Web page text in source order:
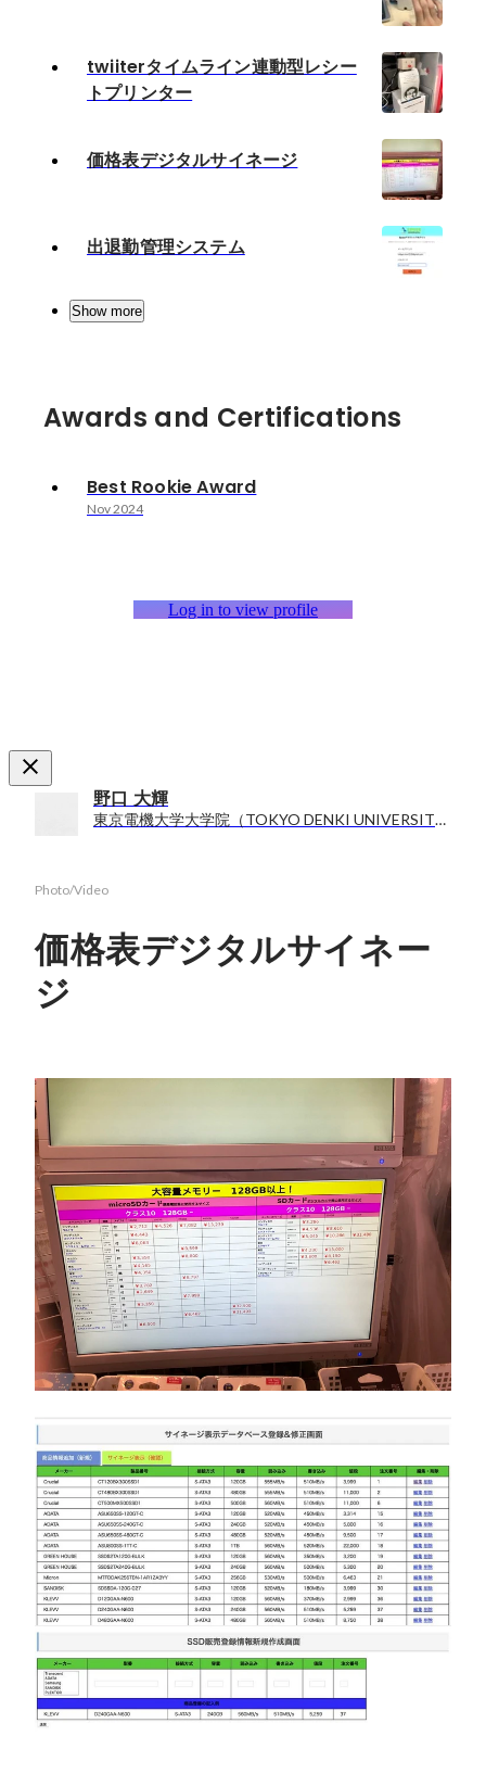
twiiterタイムライン連動型レシー
トプリンター
価格表デジタルサイネージ
出退勤管理システム
Show more
Awards and Certifications
Best Rookie Award
Nov 2024
Log in to view profile
野口 大輝
東京電機大学大学院（TOKYO DENKI UNIVERSITY） / 未来科学研究科情報メディア学専攻
Photo/Video
価格表デジタルサイネー
ジ